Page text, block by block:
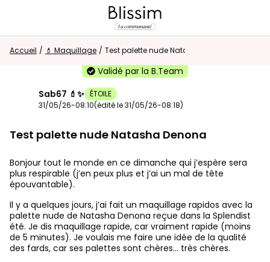
Retour au magasin
0
CONNEXION/INSCRIPTION
Rechercher dans la communauté
⭐Nouveau sur la communauté ? Découvrez
comment faire vos premiers pas ici !
Accueil / 💄 Maquillage / Test palette nude Natasha Denona
Validé par la B.Team
Sab67 💄✨ ÉTOILE
31/05/26-08:10(édité le 31/05/26-08:18)
Test palette nude Natasha Denona
Bonjour tout le monde en ce dimanche qui j’espère sera
plus respirable (j’en peux plus et j’ai un mal de tête
épouvantable).
Il y a quelques jours, j’ai fait un maquillage rapidos avec la
palette nude de Natasha Denona reçue dans la Splendist
été. Je dis maquillage rapide, car vraiment rapide (moins
de 5 minutes). Je voulais me faire une idée de la qualité
des fards, car ses palettes sont chères… très chères.